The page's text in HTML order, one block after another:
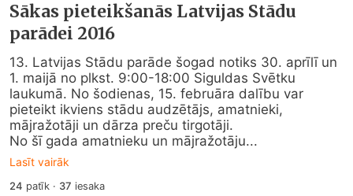
Sākas pieteikšanās Latvijas Stādu
parādei 2016
13. Latvijas Stādu parāde šogad notiks 30. aprīlī un
1. maijā no plkst. 9:00-18:00 Siguldas Svētku
laukumā. No šodienas, 15. februāra dalību var
pieteikt ikviens stādu audzētājs, amatnieki,
mājražotāji un dārza preču tirgotāji.
No šī gada amatnieku un mājražotāju...
Lasīt vairāk
24 patīk · 37 iesaka